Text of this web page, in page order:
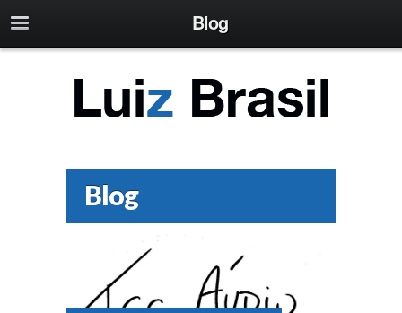
Blog
Blog